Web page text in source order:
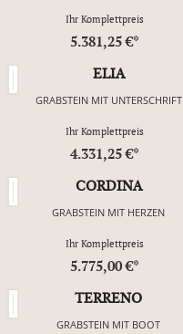
Ihr Komplettpreis
5.381,25 €*
ELIA
GRABSTEIN MIT UNTERSCHRIFT
Ihr Komplettpreis
4.331,25 €*
CORDINA
GRABSTEIN MIT HERZEN
Ihr Komplettpreis
5.775,00 €*
TERRENO
GRABSTEIN MIT BOOT